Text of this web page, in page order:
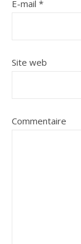
E-mail *
Site web
Commentaire